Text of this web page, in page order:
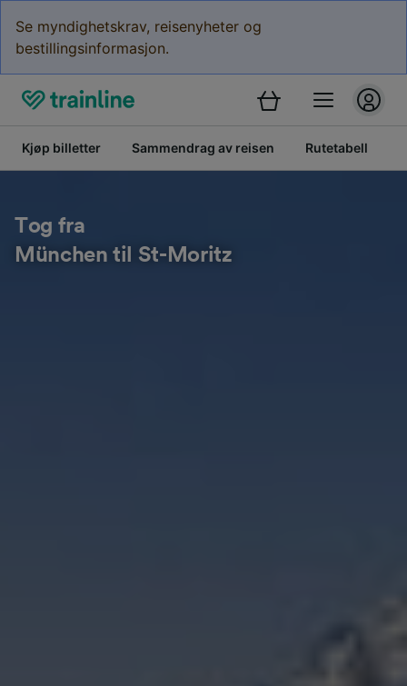
Se myndighetskrav, reisenyheter og
bestillingsinformasjon.
Kjøp billetter Sammendrag av reisen Rutetabell
Tog fra
München til St-Moritz